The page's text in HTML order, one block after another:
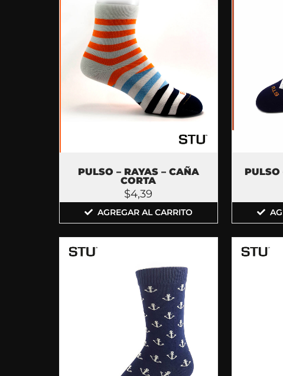
PULSO
PULSO – RAYAS – CAÑA
CORTA
$4,39
AGREGAR AL CARRITO